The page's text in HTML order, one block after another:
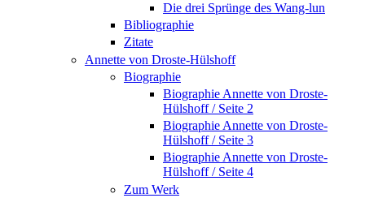
Die drei Sprünge des Wang-lun
Bibliographie
Zitate
Annette von Droste-Hülshoff
Biographie
Biographie Annette von Droste-
Hülshoff / Seite 2
Biographie Annette von Droste-
Hülshoff / Seite 3
Biographie Annette von Droste-
Hülshoff / Seite 4
Zum Werk